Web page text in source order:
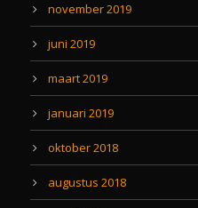
november 2019
juni 2019
maart 2019
januari 2019
oktober 2018
augustus 2018